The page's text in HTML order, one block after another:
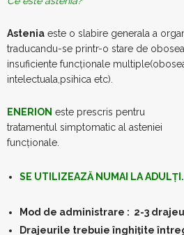
Astenia este o slabire generala a
traducandu-se printr-o stare de
insuficiente funcționale
intelectuala,psihica etc).
ENERION este prescris pentru
tratamentul simptomatic al asteniei
funcţionale.
SE UTILIZEAZĂ NUMAI LA ADULŢI.
Mod de administrare : 2-3
Drajeurile trebuie înghiţite